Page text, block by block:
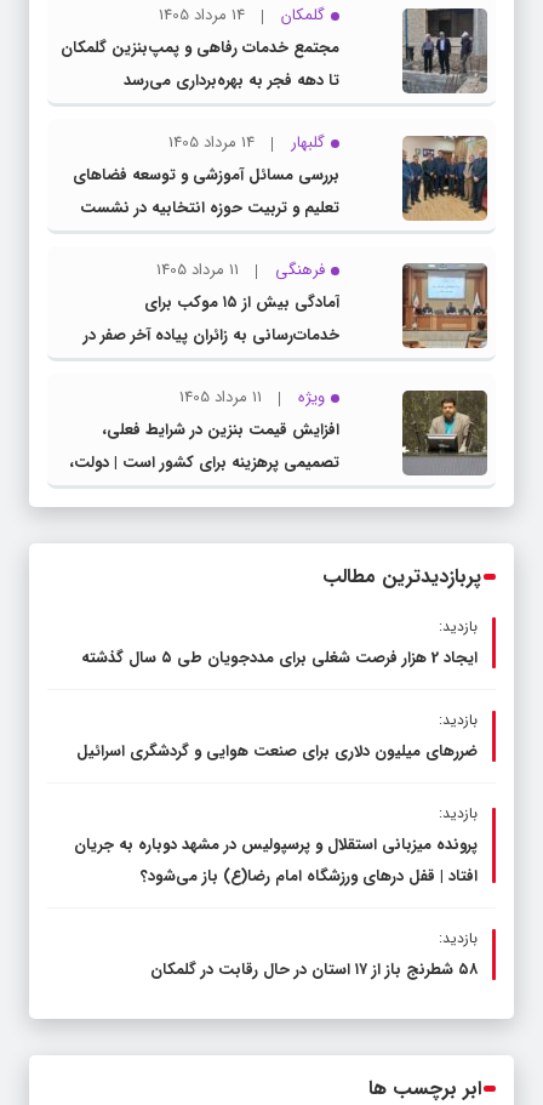
گلمکان
14 مرداد 1405
مجتمع خدمات رفاهی و پمپ‌بنزین گلمکان
تا دهه فجر به بهره‌برداری می‌رسد
گلبهار
14 مرداد 1405
بررسی مسائل آموزشی و توسعه فضاهای
تعلیم و تربیت حوزه انتخابیه در نشست
مشترک عضو کمیسیون آموزش مجلس با
مدیرکل آموزش و پرورش خراسان رضوی
فرهنگی
11 مرداد 1405
آمادگی بیش از ۱۵ موکب برای
خدمات‌رسانی به زائران پیاده آخر صفر در
شهرستان چناران
ویژه
11 مرداد 1405
افزایش قیمت بنزین در شرایط فعلی،
تصمیمی پرهزینه برای کشور است | دولت،
قاچاق سوخت و عوامل اصلی ناترازی را
پربازدیدترین مطالب
بازدید:
ایجاد 2 هزار فرصت شغلی برای مددجویان طی ۵ سال گذشته
بازدید:
ضررهای میلیون دلاری برای صنعت هوایی و گردشگری اسرائیل
بازدید:
پرونده میزبانی استقلال و پرسپولیس در مشهد دوباره به جریان
افتاد | قفل در‌های ورزشگاه امام رضا(ع) باز می‌شود؟
بازدید:
۵۸ شطرنج‌ باز از ۱۷ استان در حال رقابت در گلمکان
ابر برچسب ها